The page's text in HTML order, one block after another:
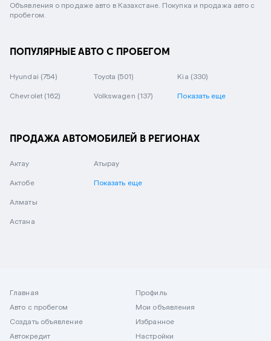
Объявления о продаже авто в Казахстане. Покупка и продажа авто с
пробегом.
ПОПУЛЯРНЫЕ АВТО С ПРОБЕГОМ
Hyundai (754) Toyota (501) Kia (330)
Chevrolet (162) Volkswagen (137) Показать еще
ПРОДАЖА АВТОМОБИЛЕЙ В РЕГИОНАХ
Актау
Актобе
Алматы
Астана
Атырау
Показать еще
Главная
Авто с пробегом
Создать объявление
Автокредит
Профиль
Мои объявления
Избранное
Настройки